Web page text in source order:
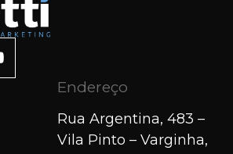
Endereço
Rua Argentina, 483 –
Vila Pinto – Varginha,